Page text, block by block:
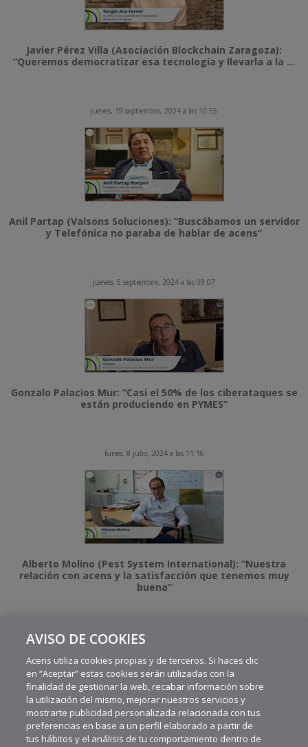
Javier Pérez Villa (Asociación Blockchain Zaragoza):
“Queremos democratizar esa tecnología y llevarla a la ...
jueves, 19 septiembre, 2024 a las 10:55
Anil Partap (Valsons Soluciones): “Buscábamos un servidor
y Telefónica no paraba de hablar de acens”
jueves, 5 septiembre, 2024 a las 09:07
Gonzalo Palacios Mur: “Casi el 50% de los ciberataques se
están produciendo en PYMES”
lunes, 8 julio, 2024 a las 11:16
Alberto Molino (Pest System International): “Nuestra
relación con acens y la satisfacción que tenemos muy
buena”
MÁS VIDEOS RECIENTES
AVISO DE COOKIES
Acens utiliza cookies propias y de terceros. Si haces clic
en “Aceptar” estas cookies serán utilizadas con la
finalidad de gestionar la web, recabar información sobre
la utilización del mismo, mejorar nuestros servicios y
mostrarte publicidad personalizada relacionada con tus
preferencias en base a un perfil elaborado a partir de
tus hábitos y el análisis de tu comportamiento dentro de